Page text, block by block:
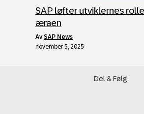
SAP løfter utviklernes
æraen
avSAP News
november 5, 2025
Del & Følg